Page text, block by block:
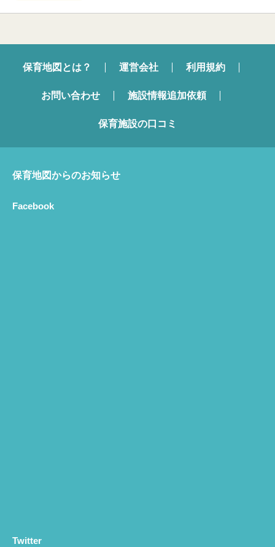
保育地図とは？ 運営会社 利用規約
お問い合わせ 施設情報追加依頼
保育施設の口コミ
保育地図からのお知らせ
Facebook
Twitter